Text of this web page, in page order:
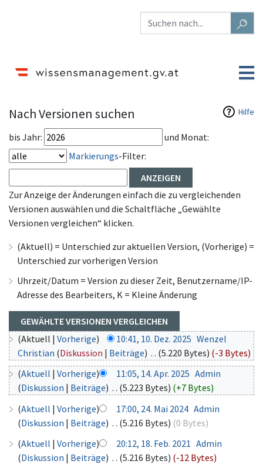
Hilfe
Nach Versionen suchen
bis Jahr:
und Monat:
Markierungs-Filter:
Zur Anzeige der Änderungen einfach die zu vergleichenden
Versionen auswählen und die Schaltfläche „Gewählte
Versionen vergleichen“ klicken.
(Aktuell) = Unterschied zur aktuellen Version, (Vorherige) =
Unterschied zur vorherigen Version
Uhrzeit/Datum = Version zu dieser Zeit, Benutzername/IP-
Adresse des Bearbeiters, K = Kleine Änderung
(Aktuell | Vorherige) 10:41, 10. Dez. 2025 Wenzel
Christian (Diskussion | Beiträge) ‎. . (5.220 Bytes) (-3 Bytes)
(Aktuell | Vorherige) 11:05, 14. Apr. 2025 Admin
(Diskussion | Beiträge) ‎. . (5.223 Bytes) (+7 Bytes)
(Aktuell | Vorherige) 17:00, 24. Mai 2024 Admin
(Diskussion | Beiträge) ‎. . (5.216 Bytes) (0 Bytes)
(Aktuell | Vorherige) 20:12, 18. Feb. 2021 Admin
(Diskussion | Beiträge) ‎. . (5.216 Bytes) (-12 Bytes)